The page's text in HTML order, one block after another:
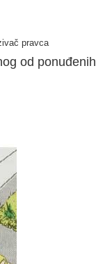
pravca
od ponuđenih